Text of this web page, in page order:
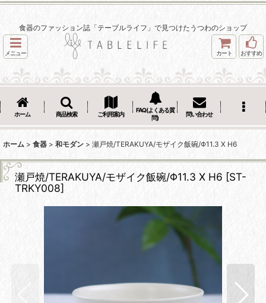
食器のファッション誌「テーブルライフ」で見つけたうつわのショップ
メニュー カート おすすめ
ホーム 商品検索 ご利用案内
FAQ(よくある質
問)
問い合わせ
ホーム > 食器 > 和モダン > 瀬戸焼/TERAKUYA/モザイク飯碗/Φ11.3 X H6
瀬戸焼/TERAKUYA/モザイク飯碗/Φ11.3 X H6 [ST-
TRKY008]